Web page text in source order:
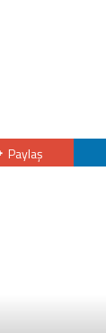
Paylaş